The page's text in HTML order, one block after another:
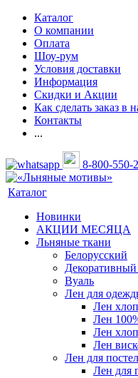
Каталог
О компании
Оплата
Шоу-рум
Условия доставки
Информация
Скидки и Акции
Как сделать заказ в
Контакты
...
8-800-550-
Каталог
Новинки
АКЦИИ МЕСЯЦА
Льняные ткани
Белорусский
Декоративный
Вуаль
Лен для
Лен
Лен
Лен
Лен
Лен для
Лен для